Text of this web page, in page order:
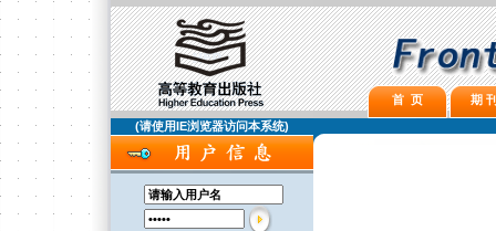
首 页 期
(请使用IE浏览器访问本系统)